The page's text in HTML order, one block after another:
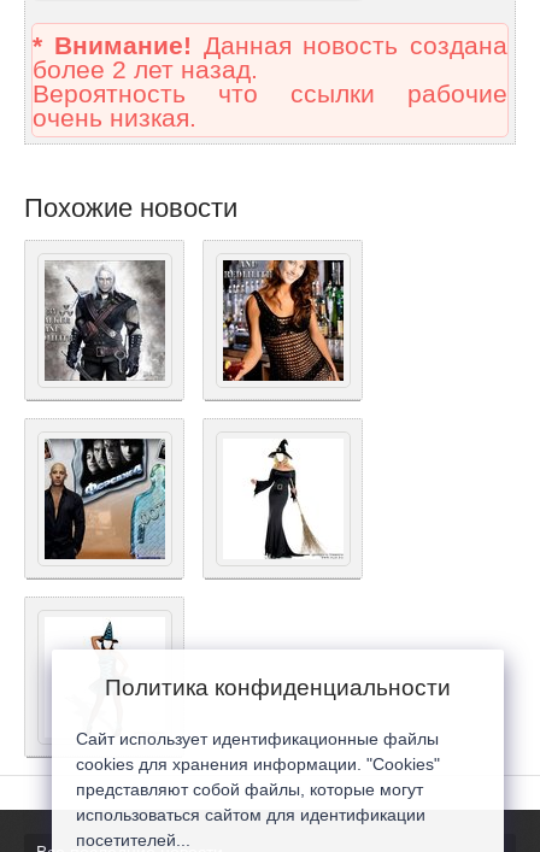
* Внимание! Данная новость создана
более 2 лет назад.
Вероятность что ссылки рабочие
очень низкая.
Похожие новости
Политика конфиденциальности
Сайт использует идентификационные файлы
cookies для хранения информации. "Cookies"
представляют собой файлы, которые могут
использоваться сайтом для идентификации
посетителей...